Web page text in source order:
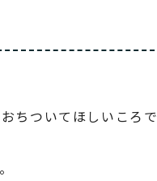
ちついてほしいころで